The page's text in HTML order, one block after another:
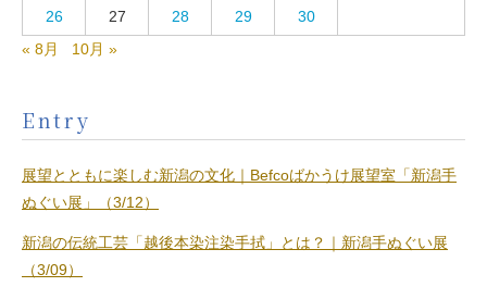
26 27 28 29
30
« 8月
10月 »
Entry
展望とともに楽しむ新潟の文化｜Befcoばかうけ展望室「新潟手
ぬぐい展」（3/12）
新潟の伝統工芸「越後本染注染手拭」とは？｜新潟手ぬぐい展
（3/09）